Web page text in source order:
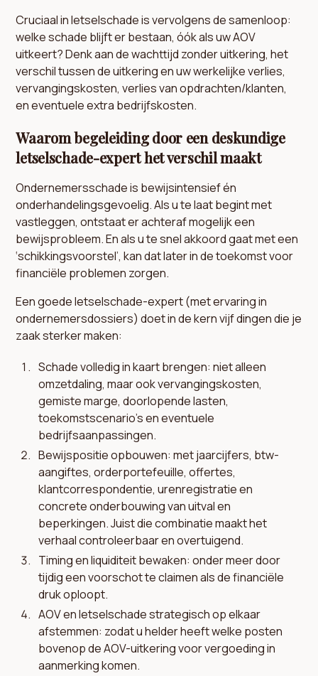
Cruciaal in letselschade is vervolgens de samenloop:
welke schade blijft er bestaan, óók als uw AOV
uitkeert? Denk aan de wachttijd zonder uitkering, het
verschil tussen de uitkering en uw werkelijke verlies,
vervangingskosten, verlies van opdrachten/klanten,
en eventuele extra bedrijfskosten.
Waarom begeleiding door een deskundige
letselschade-expert het verschil maakt
Ondernemersschade is bewijsintensief én
onderhandelingsgevoelig. Als u te laat begint met
vastleggen, ontstaat er achteraf mogelijk een
bewijsprobleem. En als u te snel akkoord gaat met een
‘schikkingsvoorstel’, kan dat later in de toekomst voor
financiële problemen zorgen.
Een goede letselschade-expert (met ervaring in
ondernemersdossiers) doet in de kern vijf dingen die je
zaak sterker maken:
Schade volledig in kaart brengen: niet alleen
omzetdaling, maar ook vervangingskosten,
gemiste marge, doorlopende lasten,
toekomstscenario’s en eventuele
bedrijfsaanpassingen.
Bewijspositie opbouwen: met jaarcijfers, btw-
aangiftes, orderportefeuille, offertes,
klantcorrespondentie, urenregistratie en
concrete onderbouwing van uitval en
beperkingen. Juist die combinatie maakt het
verhaal controleerbaar en overtuigend.
Timing en liquiditeit bewaken: onder meer door
tijdig een voorschot te claimen als de financiële
druk oploopt.
AOV en letselschade strategisch op elkaar
afstemmen: zodat u helder heeft welke posten
bovenop de AOV-uitkering voor vergoeding in
aanmerking komen.